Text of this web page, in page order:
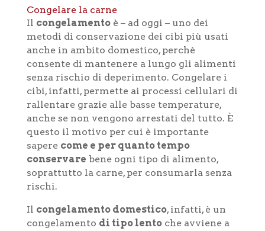
Congelare la carne
Il congelamentoè – ad oggi – uno dei
metodi di conservazione dei cibi più usati
anche in ambito domestico, perché
consente di mantenere a lungo gli alimenti
senza rischio di deperimento. Congelare i
cibi, infatti, permette ai processi cellulari di
rallentare grazie alle basse temperature,
anche se non vengono arrestati del tutto. È
questo il motivo per cui è importante
sapere come e per quanto tempo
conservare bene ogni tipo di alimento,
soprattutto la carne, per consumarla senza
rischi.
Il congelamento domestico, infatti, è un
congelamento di tipo lentoche avviene a